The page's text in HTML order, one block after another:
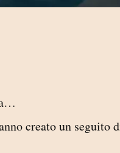
creato un seguito